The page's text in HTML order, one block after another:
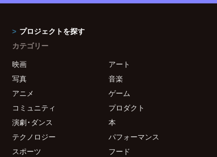
プロジェクトを探す
カテゴリー
映画
アート
写真
音楽
アニメ
ゲーム
コミュニティ
プロダクト
演劇・ダンス
本
テクノロジー
パフォーマンス
スポーツ
フード